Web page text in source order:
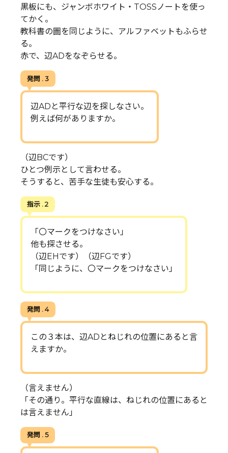
黒板にも、ジャンボホワイト・TOSSノートを使っ
てかく。
教科書の圖を同じように、アルファベットもふらせ
る。
赤で、辺ADをなぞらせる。
発問 . 3
辺ADと平行な辺を探しなさい。
例えば何がありますか。
（辺BCです）
ひとつ例示として言わせる。
そうすると、苦手な生徒も安心する。
指示 . 2
「〇マークをつけなさい」
他も探させる。
（辺EHです）（辺FGです）
「同じように、〇マークをつけなさい」
発問 . 4
この３本は、辺ADとねじれの位置にあると言
えますか。
（言えません）
「その通り。平行な直線は、ねじれの位置にあると
は言えません」
発問 . 5